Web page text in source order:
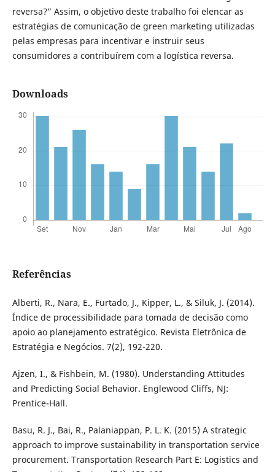
reversa?” Assim, o objetivo deste trabalho foi elencar as
estratégias de comunicação de green marketing utilizadas
pelas empresas para incentivar e instruir seus
consumidores a contribuírem com a logística reversa.
Downloads
Referências
Alberti, R., Nara, E., Furtado, J., Kipper, L., & Siluk, J. (2014).
Índice de processibilidade para tomada de decisão como
apoio ao planejamento estratégico. Revista Eletrônica de
Estratégia e Negócios. 7(2), 192-220.
Ajzen, I., & Fishbein, M. (1980). Understanding Attitudes
and Predicting Social Behavior. Englewood Cliffs, NJ:
Prentice-Hall.
Basu, R. J., Bai, R., Palaniappan, P. L. K. (2015) A strategic
approach to improve sustainability in transportation service
procurement. Transportation Research Part E: Logistics and